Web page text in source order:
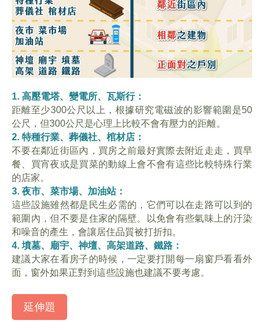
1. 高壓電塔、變電所、瓦斯行：
距離至少300公尺以上，根據研究電磁波的影響範圍是50
公尺，但300公尺是心理上比較不會有壓力的距離。
2. 特種行業、葬儀社、棺材店：
不要在鄰近街區內，買房之前最好實際去附近走走，買早
餐、買宵夜或是買菜的動線上會不會有這些比較特殊行業
的店家。
3. 夜市、菜市場、加油站：
這些設施雖然都是民生必需的，它們可以在走路可以到的
範圍內，但不要是住家的隔壁。以免會有些氣味上的汙染
和噪音的產生，會讓居住品質被打折扣。
4. 墳墓、廟宇、神壇、高架道路、鐵路：
建議大家在看房子的時候，一定要打開每一扇窗戶看看外
面，窗外如果正對到這些設施也建議不要考慮。
延伸題